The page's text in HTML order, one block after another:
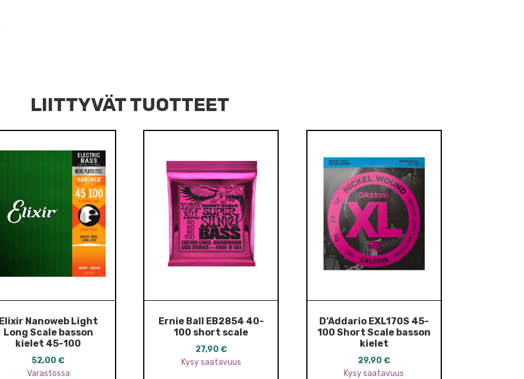
LIITTYVÄT TUOTTEET
Elixir Nanoweb Light
Long Scale basson
kielet 45-100
52,00€
Varastossa
Ernie Ball EB2854 40-
100 short scale
27,90 €
Kysy saatavuus
D’Addario EXL170S 45-
100 Short Scale basson
kielet
29,90 €
Kysy saatavuus